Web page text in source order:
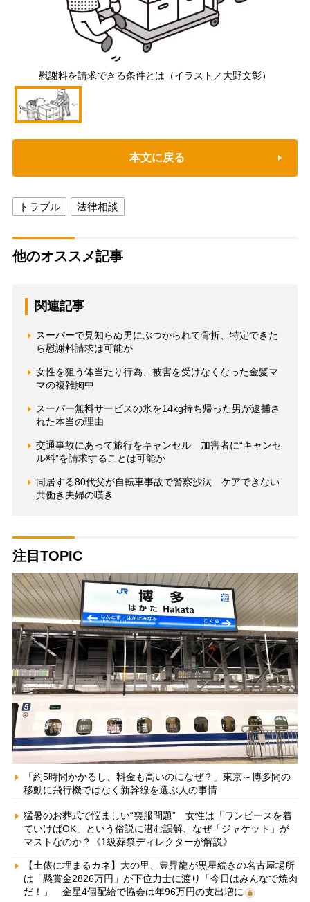
慰謝料を請求できる条件とは（イラスト／大野文彰）
本文に戻る
トラブル 法律相談
他のオススメ記事
関連記事
スーパーで見知らぬ男にぶつかられて骨折、特定できた
ら慰謝料請求は可能か
女性を狙う体当たり行為、被害を受けなくなった金髪マ
マの複雑胸中
スーパー無料サービスの氷を14kg持ち帰った男が逮捕さ
れた本当の理由
交通事故にあって旅行をキャンセル 加害者に“キャンセ
ル料”を請求することは可能か
同居する80代父が自転車事故で警察沙汰 ケアできない
共働き夫婦の嘆き
注目TOPIC
「約5時間かかるし、料金も高いのになぜ？」東京～博多間の
移動に飛行機ではなく新幹線を選ぶ人の事情
猛暑のお葬式で悩ましい“喪服問題” 女性は「ワンピースを着
ていけばOK」という俗説に潜む誤解、なぜ「ジャケット」が
マストなのか？《1級葬祭ディレクターが解説》
【土俵に埋まるカネ】大の里、豊昇龍が黒星続きの名古屋場所
は「懸賞金2826万円」が下位力士に渡り「今日はみんなで焼肉
だ！」 金星4個配給で協会は年96万円の支出増に